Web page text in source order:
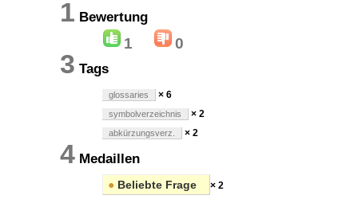
1 Bewertung
1 0
3 Tags
glossaries × 6
symbolverzeichnis × 2
abkürzungsverz. × 2
4 Medaillen
● Beliebte Frage × 2